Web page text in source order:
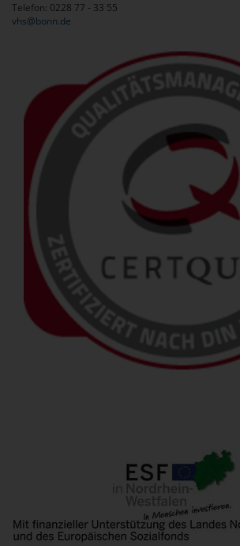
Telefon: 0228 77 - 33 55
vhs@bonn.de